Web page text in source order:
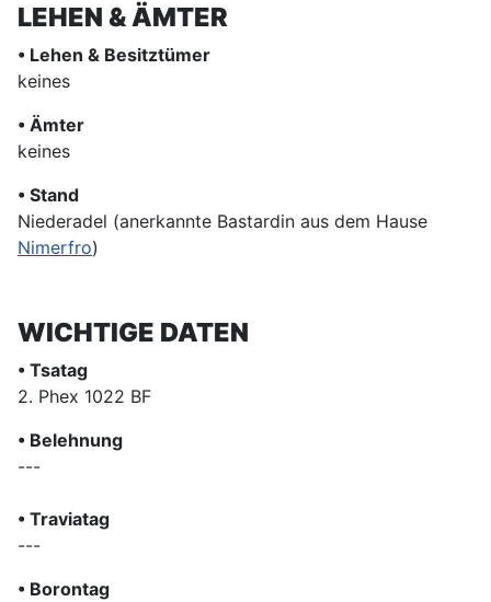
LEHEN & ÄMTER
• Lehen & Besitztümer
keines
• Ämter
keines
• Stand
Niederadel (anerkannte Bastardin aus dem Hause
Nimerfro)
WICHTIGE DATEN
• Tsatag
2. Phex 1022 BF
• Belehnung
---
• Traviatag
---
• Borontag